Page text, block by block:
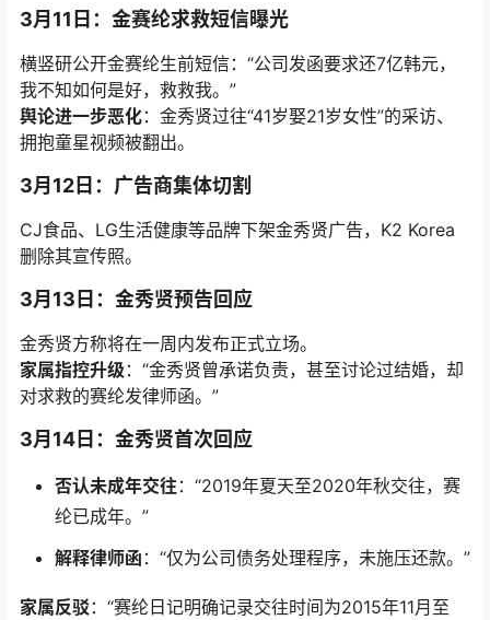
3月11日：金赛纶求救短信曝光
横竖研公开金赛纶生前短信：“公司发函要求还7亿韩元，
我不知如何是好，救救我。”
舆论进一步恶化：金秀贤过往“41岁娶21岁女性”的采访、
拥抱童星视频被翻出。
3月12日：广告商集体切割
CJ食品、LG生活健康等品牌下架金秀贤广告，K2 Korea
删除其宣传照。
3月13日：金秀贤预告回应
金秀贤方称将在一周内发布正式立场。
家属指控升级 ：“金秀贤曾承诺负责，甚至讨论过结婚，却
对求救的赛纶发律师函。”
3月14日：金秀贤首次回应
否认未成年交往 ：“2019年夏天至2020年秋交往，赛
纶已成年。”
解释律师函 ：“仅为公司债务处理程序，未施压还款。”
家属反驳：“赛纶日记明确记录交往时间为2015年11月至